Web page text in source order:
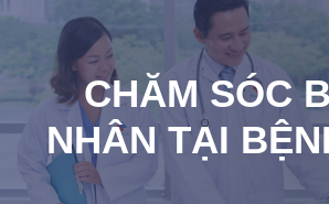
CHĂM SÓC
NHÂN TẠI